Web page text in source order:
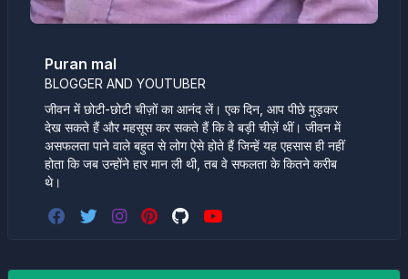
Puran mal
BLOGGER AND YOUTUBER
जीवन में छोटी-छोटी चीज़ों का आनंद लें। एक दिन, आप पीछे मुड़कर
देख सकते हैं और महसूस कर सकते हैं कि वे बड़ी चीज़ें थीं। जीवन में
असफलता पाने वाले बहुत से लोग ऐसे होते हैं जिन्हें यह एहसास ही नहीं
होता कि जब उन्होंने हार मान ली थी, तब वे सफलता के कितने करीब
थे।